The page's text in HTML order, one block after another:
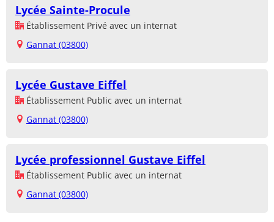
Lycée Sainte-Procule
Établissement Privé avec un internat
Gannat (03800)
Lycée Gustave Eiffel
Établissement Public avec un internat
Gannat (03800)
Lycée professionnel Gustave Eiffel
Établissement Public avec un internat
Gannat (03800)